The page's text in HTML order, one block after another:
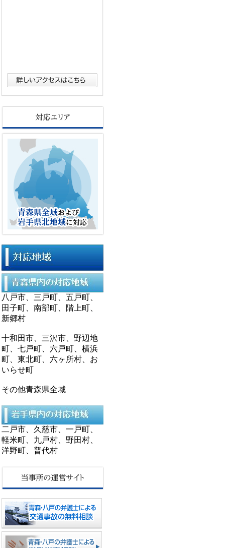
八戸市、三戸町、五戸町、
田子町、南部町、階上町、
新郷村
十和田市、三沢市、野辺地
町、七戸町、六戸町、横浜
町、東北町、六ヶ所村、お
いらせ町
その他青森県全域
二戸市、久慈市、一戸町、
軽米町、九戸村、野田村、
洋野町、普代村